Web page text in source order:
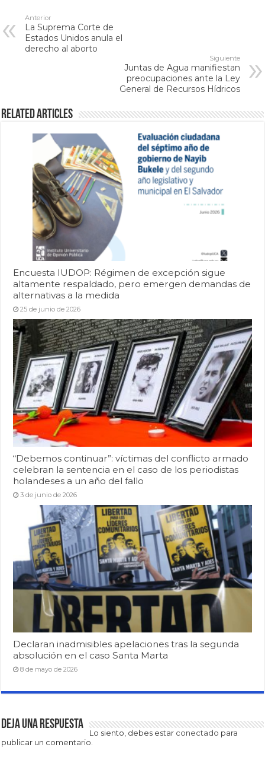
Anterior
La Suprema Corte de
Estados Unidos anula el
derecho al aborto
Siguiente
Juntas de Agua manifiestan
preocupaciones ante la Ley
General de Recursos Hídricos
Related Articles
Encuesta IUDOP: Régimen de excepción sigue
altamente respaldado, pero emergen demandas de
alternativas a la medida
25 de junio de 2026
“Debemos continuar”: víctimas del conflicto armado
celebran la sentencia en el caso de los periodistas
holandeses a un año del fallo
3 de junio de 2026
Declaran inadmisibles apelaciones tras la segunda
absolución en el caso Santa Marta
8 de mayo de 2026
Deja una respuesta
Lo siento, debes estar conectado para
publicar un comentario.